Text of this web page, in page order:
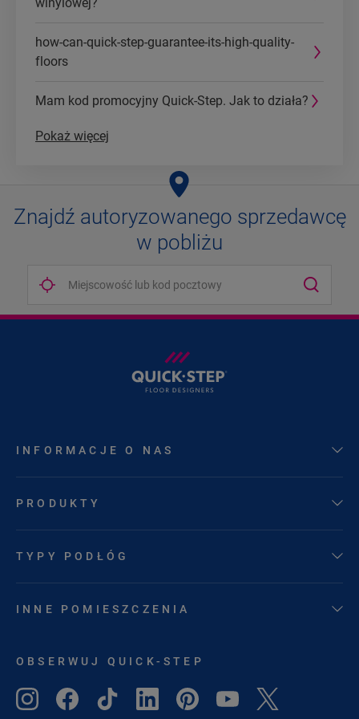
how-can-quick-step-guarantee-its-high-quality-
floors
Mam kod promocyjny Quick-Step. Jak to działa?
Pokaż więcej
Znajdź autoryzowanego sprzedawcę
w pobliżu
INFORMACJE O NAS
PRODUKTY
TYPY PODŁÓG
INNE POMIESZCZENIA
OBSERWUJ QUICK-STEP